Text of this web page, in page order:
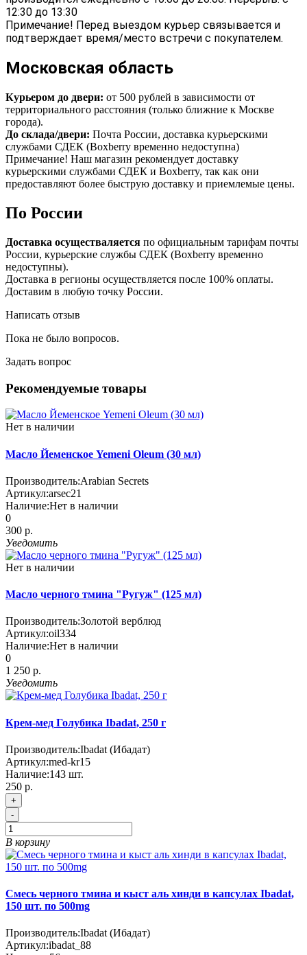
12:30 до 13:30
Примечание! Перед выездом курьер связывается и
подтверждает время/место встречи с покупателем.
Московская область
Курьером до двери: от 500 рублей в зависимости от
территориального расстояния (только ближние к Москве
города).
До склада/двери: Почта России, доставка курьерскими
службами СДЕК (Boxberry временно недоступна)
Примечание! Наш магазин рекомендует доставку
курьерскими службами СДЕК и Boxberry, так как они
предоставляют более быструю доставку и приемлемые цены.
По России
Доставка осуществаляется по официальным тарифам почты
России, курьерские службы СДЕК (Boxberry временно
недоступны).
Доставка в регионы осуществляется после 100% оплаты.
Доставим в любую точку России.
Написать отзыв
Пока не было вопросов.
Задать вопрос
Рекомендуемые товары
Нет в наличии
Масло Йеменское Yemeni Oleum (30 мл)
Производитель:Arabian Secrets
Артикул:arsec21
Наличие:Нет в наличии
0
300 р.
Уведомить
Нет в наличии
Масло черного тмина "Ругуж" (125 мл)
Производитель:Золотой верблюд
Артикул:oil334
Наличие:Нет в наличии
0
1 250 р.
Уведомить
Крем-мед Голубика Ibadat, 250 г
Производитель:Ibadat (Ибадат)
Артикул:med-kr15
Наличие:143 шт.
250 р.
+
-
В корзину
Смесь черного тмина и кыст аль хинди в капсулах Ibadat,
150 шт. по 500mg
Производитель:Ibadat (Ибадат)
Артикул:ibadat_88